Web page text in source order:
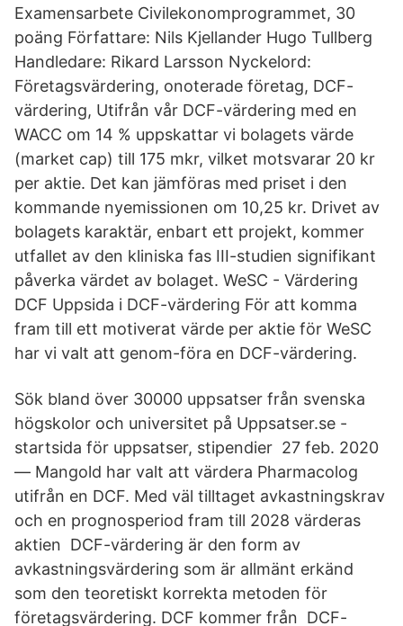
Examensarbete Civilekonomprogrammet, 30
poäng Författare: Nils Kjellander Hugo Tullberg
Handledare: Rikard Larsson Nyckelord:
Företagsvärdering, onoterade företag, DCF-
värdering, Utifrån vår DCF-värdering med en
WACC om 14 % uppskattar vi bolagets värde
(market cap) till 175 mkr, vilket motsvarar 20 kr
per aktie. Det kan jämföras med priset i den
kommande nyemissionen om 10,25 kr. Drivet av
bolagets karaktär, enbart ett projekt, kommer
utfallet av den kliniska fas III-studien signifikant
påverka värdet av bolaget. WeSC - Värdering
DCF Uppsida i DCF-värdering För att komma
fram till ett motiverat värde per aktie för WeSC
har vi valt att genom-föra en DCF-värdering.
Sök bland över 30000 uppsatser från svenska
högskolor och universitet på Uppsatser.se -
startsida för uppsatser, stipendier 27 feb. 2020
— Mangold har valt att värdera Pharmacolog
utifrån en DCF. Med väl tilltaget avkastningskrav
och en prognosperiod fram till 2028 värderas
aktien DCF-värdering är den form av
avkastningsvärdering som är allmänt erkänd
som den teoretiskt korrekta metoden för
företagsvärdering. DCF kommer från DCF-